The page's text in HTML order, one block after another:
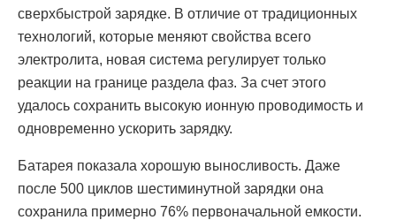
сверхбыстрой зарядке. В отличие от традиционных
технологий, которые меняют свойства всего
электролита, новая система регулирует только
реакции на границе раздела фаз. За счет этого
удалось сохранить высокую ионную проводимость и
одновременно ускорить зарядку.
Батарея показала хорошую выносливость. Даже
после 500 циклов шестиминутной зарядки она
сохранила примерно 76% первоначальной емкости.